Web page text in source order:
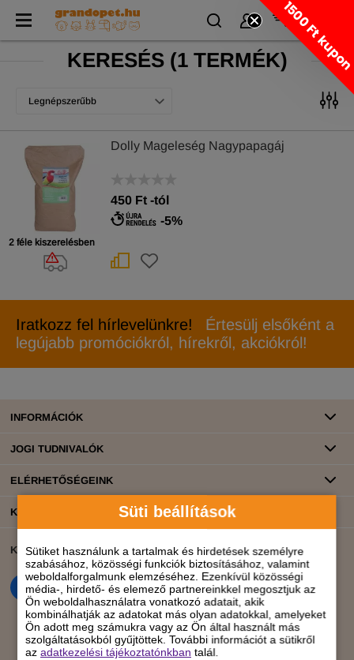
Süti beállítások
Sütiket használunk a tartalmak és hirdetések személyre
szabásához, közösségi funkciók biztosításához, valamint
weboldalforgalmunk elemzéséhez. Ezenkívül közösségi
média-, hirdető- és elemező partnereinkkel megosztjuk az
Ön weboldalhasználatra vonatkozó adatait, akik
kombinálhatják az adatokat más olyan adatokkal, amelyeket
Ön adott meg számukra vagy az Ön által használt más
szolgáltatásokból gyűjtöttek. További információt a sütikről
azadatkezelési tájékoztatónkban talál.
KERESÉS(1 TERMÉK)
Legnépszerűbb
2 féle kiszerelésben
Dolly Mageleség Nagypapagáj
450 Ft -tól
-5%
Iratkozz fel hírlevelünkre!
Értesülj elsőként a
legújabb promóciókról, hírekről, akciókról!
INFORMÁCIÓK
JOGI TUDNIVALÓK
ELÉRHETŐSÉGEINK
KATEGÓRIÁK
KÖZÖSSÉGI ÉLET BANKKÁRTYÁS FIZETÉS
1500 Ft